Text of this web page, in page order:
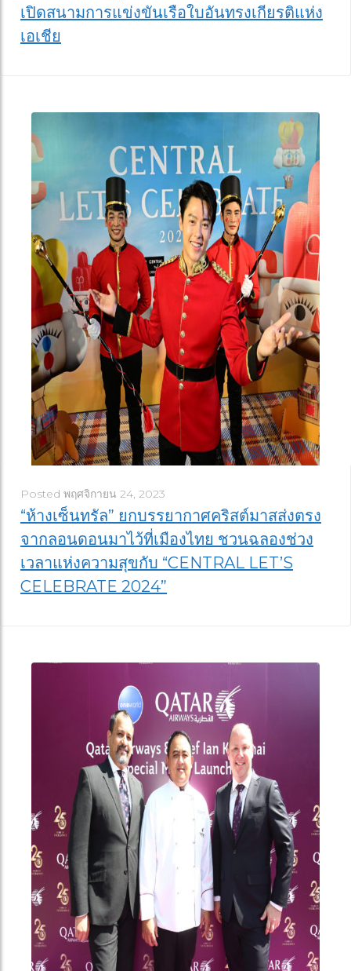
เปิดสนามการแข่งขันเรือใบอันทรงเกียรติแห่ง
เอเชีย
Posted พฤศจิกายน 24, 2023
“ห้างเซ็นทรัล” ยกบรรยากาศคริสต์มาสส่งตรง
จากลอนดอนมาไว้ที่เมืองไทย ชวนฉลองช่วง
เวลาแห่งความสุขกับ “CENTRAL LET’S
CELEBRATE 2024”